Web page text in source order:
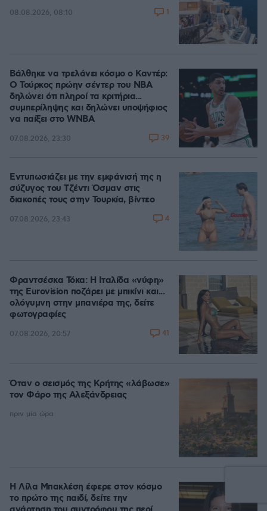
08.08.2026, 08:10 1
Βάλθηκε να τρελάνει κόσμο ο Καντέρ:
Ο Τούρκος πρώην σέντερ του NBA
δηλώνει ότι πληροί τα κριτήρια...
συμπερίληψης και δηλώνει υποψήφιος
να παίξει στο WNBA
07.08.2026, 23:30 39
Εντυπωσιάζει με την εμφάνισή της η
σύζυγος του Τζέντι Όσμαν στις
διακοπές τους στην Τουρκία, βίντεο
07.08.2026, 23:43 4
Φραντσέσκα Τόκα: Η Ιταλίδα «νύφη»
της Eurovision ποζάρει με μπικίνι και...
ολόγυμνη στην μπανιέρα της, δείτε
φωτογραφίες
07.08.2026, 20:57 41
Όταν ο σεισμός της Κρήτης «λάβωσε»
τον Φάρο της Αλεξάνδρειας
πριν μία ώρα
Η Λίλα Μπακλέση έφερε στον κόσμο
το πρώτο της παιδί, δείτε την